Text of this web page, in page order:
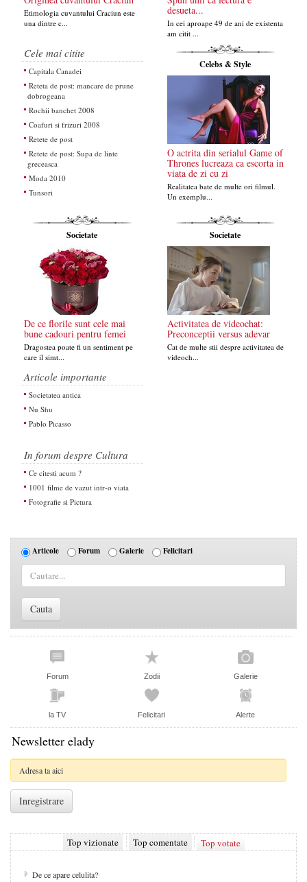
Etimologia cuvantului Craciun este
una dintre c...
desueta...
In cei aproape 49 de ani de existenta
am citit ...
Cele mai citite
Capitala Canadei
Reteta de post: mancare de prune
dobrogeana
Rochii banchet 2008
Coafuri si frizuri 2008
Retete de post
Retete de post: Supa de linte
greceasca
Moda 2010
Tunsori
Celebs & Style
O actrita din serialul Game of
Thrones lucreaza ca escorta in
viata de zi cu zi
Realitatea bate de multe ori filmul.
Un exemplu...
Societate
De ce florile sunt cele mai
bune cadouri pentru femei
Dragostea poate fi un sentiment pe
care il simt...
Societate
Activitatea de videochat:
Preconceptii versus adevar
Cat de multe stii despre activitatea de
videoch...
Articole importante
Societatea antica
Nu Shu
Pablo Picasso
In forum despre Cultura
Ce citesti acum ?
1001 filme de vazut intr-o viata
Fotografie si Pictura
Articole Forum Galerie Felicitari
Forum Zodii Galerie
la TV Felicitari Alerte
Newsletter elady
Top vizionate Top comentate Top votate
De ce apare celulita?